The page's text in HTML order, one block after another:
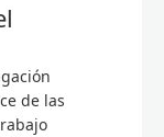
de las